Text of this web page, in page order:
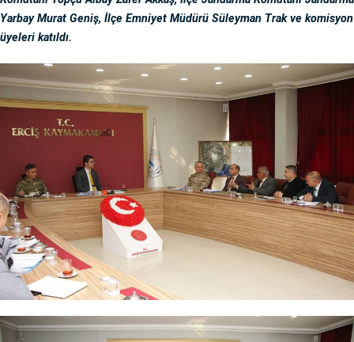
Yarbay Murat Geniş, İlçe Emniyet Müdürü Süleyman Trak ve komisyon
üyeleri katıldı.